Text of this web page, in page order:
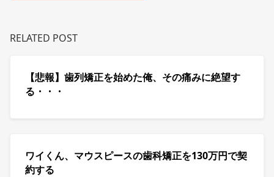
RELATED POST
【悲報】歯列矯正を始めた俺、その痛みに絶望す
る・・・
ワイくん、マウスピースの歯科矯正を130万円で契
約する